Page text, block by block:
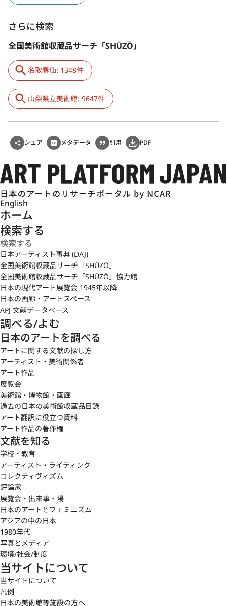
さらに検索
全国美術館収蔵品サーチ「SHŪZŌ」
名取春仙: 1348件
山梨県立美術館: 9647件
シェア メタデータ 引用 PDF
English
ホーム
検索する
日本アーティスト事典 (DAJ)
全国美術館収蔵品サーチ「SHŪZŌ」
全国美術館収蔵品サーチ「SHŪZŌ」協力館
日本の現代アート展覧会 1945年以降
日本の画廊・アートスペース
APJ 文献データベース
調べる/よむ
日本のアートを調べる
アートに関する文献の探し方
アーティスト・美術関係者
アート作品
展覧会
美術館・博物館・画廊
過去の日本の美術館収蔵品目録
アート翻訳に役立つ資料
アート作品の著作権
文献を知る
学校・教育
アーティスト・ライティング
コレクティヴィズム
評論家
展覧会・出来事・場
日本のアートとフェミニズム
アジアの中の日本
1980年代
写真とメディア
環境/社会/制度
当サイトについて
当サイトについて
凡例
日本の美術館等施設の方へ